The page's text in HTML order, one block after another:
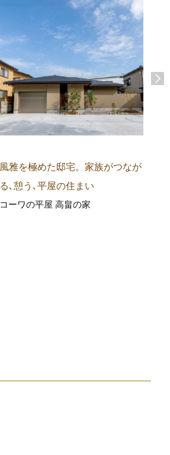
風雅を極めた邸宅。家族がつなが
る､憩う､平屋の住まい
コーワの平屋 高畠の家